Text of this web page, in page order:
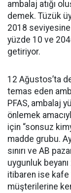
ambalaj atığı
demek. Tüzük
2018 seviyesine
yüzde 10 ve
getiriyor.
12 Ağustos’ta
temas eden
PFAS, ambalaj
önlemek
için “sonsuz
madde grubu.
sınırı ve AB
uygunluk
itibaren ise kafe
müşterilerine